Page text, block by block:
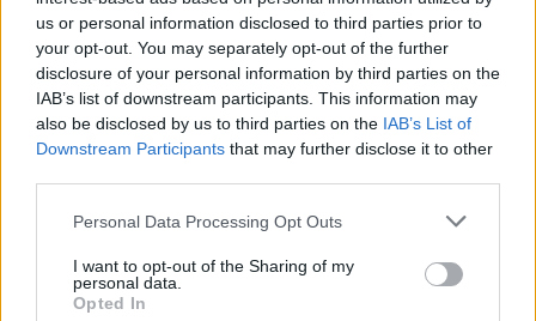
us or personal information disclosed to third parties prior to
your opt-out. You may separately opt-out of the further
disclosure of your personal information by third parties on the
IAB’s list of downstream participants. This information may
also be disclosed by us to third parties on the IAB’s List of
Downstream Participants that may further disclose it to other
Personal Data Processing Opt Outs
I want to opt-out of the Sharing of my
personal data.
Opted In
Zeller Judit, a TASZ Esélyegyenlőségi és Önrendelkezési
Programjának korábbi vezetője a miniszterelnök döntése alapján a
Szociális és Családügyi Minisztérium helyettes államtitkára lett. A
jogvédő szervezet szerint kinevezése fontos visszajelzés az emberi
jogi szemlélet kormányzati szerepvállalására.
Közoktatás
Kurucz-Gáspár Tünde